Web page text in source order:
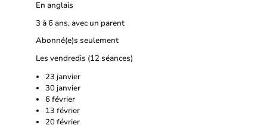
En anglais
3 à 6 ans, avec un parent
Abonné(e)s seulement
Les vendredis (12 séances)
23 janvier
30 janvier
6 février
13 février
20 février